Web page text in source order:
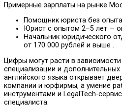
Примерные зарплаты на рынке
Помощник юриста без
Юрист с опытом 2–5 лет —
Начальник юридического
от 170 000 рублей и выше .
Цифры могут расти в
специализации и
английского языка открывает
компании и юрфирмы, а умение
инструментами и LegalTech-
специалиста.